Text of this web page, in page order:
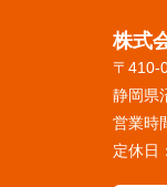
株式
〒410-
静岡県
営業時
定休日：